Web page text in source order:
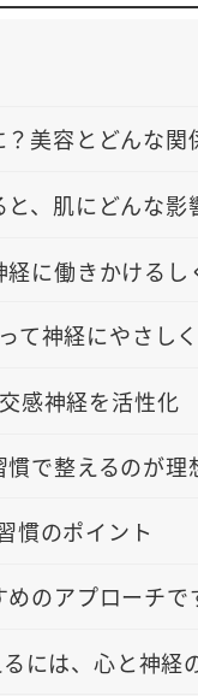
美容とどんな関
、肌にどんな影
に働きかけるし
て神経にやさし
感神経を活性化
で整えるのが理
慣のポイント
のアプローチで
には、心と神経